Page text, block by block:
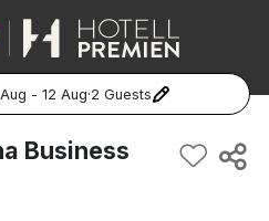
- 12 Aug·2 Guests
Business